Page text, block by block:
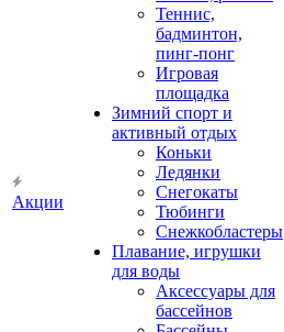
Акции
Теннис,
бадминтон,
пинг-понг
Игровая
площадка
Зимний спорт и
активный отдых
Коньки
Ледянки
Снегокаты
Тюбинги
Снежкобластеры
Плавание, игрушки
для воды
Аксессуары для
бассейнов